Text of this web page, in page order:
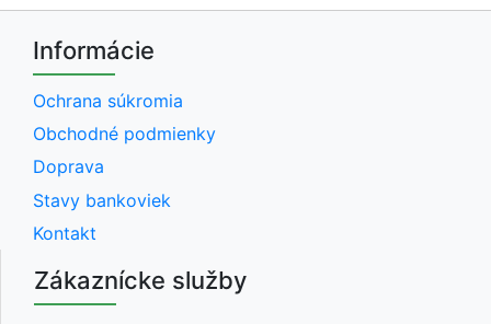
Informácie
Ochrana súkromia
Obchodné podmienky
Doprava
Stavy bankoviek
Kontakt
Zákaznícke služby